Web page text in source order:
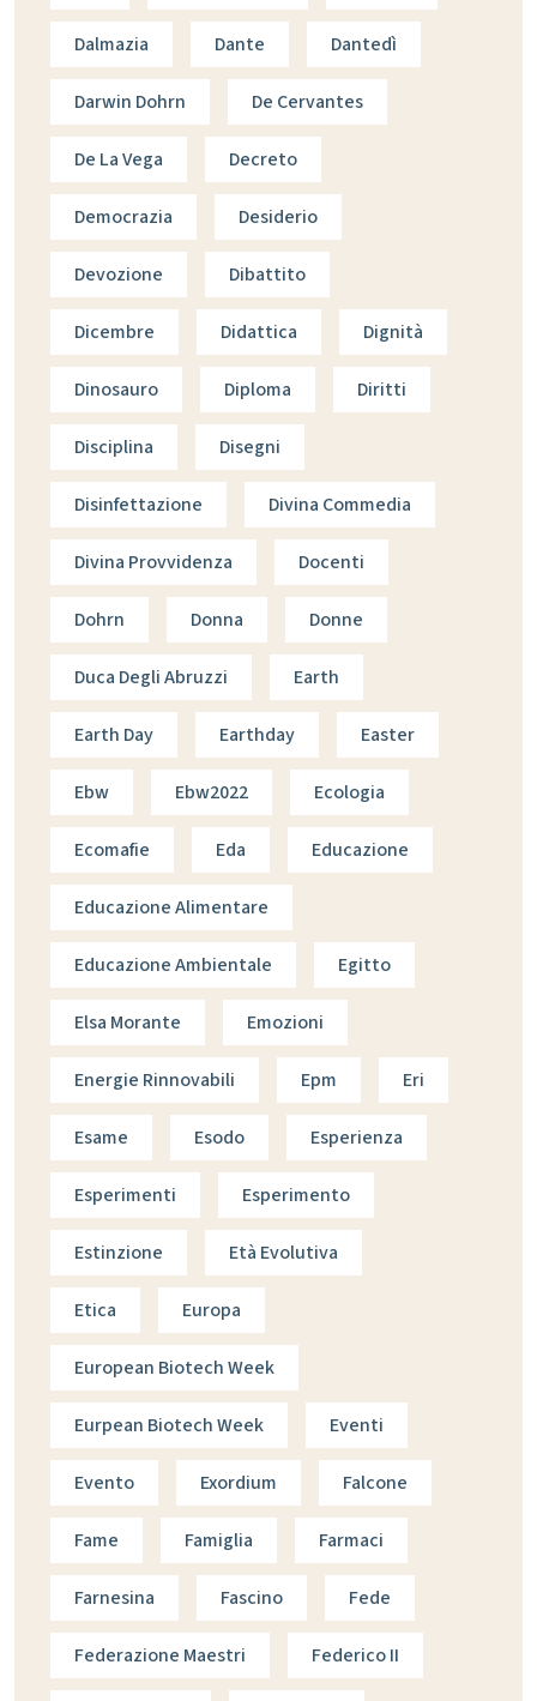
Dalmazia Dante Dantedì
Darwin Dohrn De Cervantes
De La Vega Decreto
Democrazia Desiderio
Devozione Dibattito
Dicembre Didattica Dignità
Dinosauro Diploma Diritti
Disciplina Disegni
Disinfettazione Divina Commedia
Divina Provvidenza Docenti
Dohrn Donna Donne
Duca Degli Abruzzi Earth
Earth Day Earthday Easter
Ebw Ebw2022 Ecologia
Ecomafie Eda Educazione
Educazione Alimentare
Educazione Ambientale Egitto
Elsa Morante Emozioni
Energie Rinnovabili Epm Eri
Esame Esodo Esperienza
Esperimenti Esperimento
Estinzione Età Evolutiva
Etica Europa
European Biotech Week
Eurpean Biotech Week Eventi
Evento Exordium Falcone
Fame Famiglia Farmaci
Farnesina Fascino Fede
Federazione Maestri Federico II